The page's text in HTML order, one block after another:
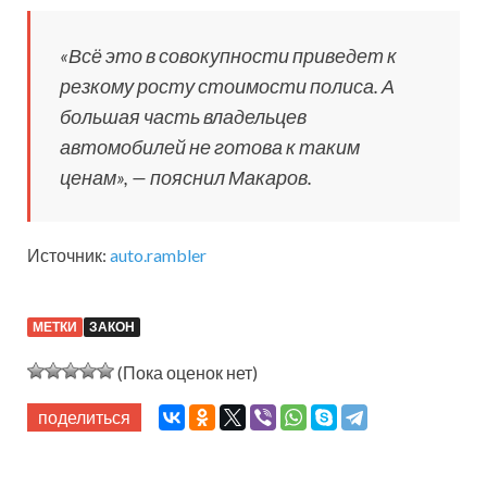
«Всё это в совокупности приведет к
резкому росту стоимости полиса. А
большая часть владельцев
автомобилей не готова к таким
ценам», — пояснил Макаров.
Источник: auto.rambler
МЕТКИ ЗАКОН
(Пока оценок нет)
поделиться